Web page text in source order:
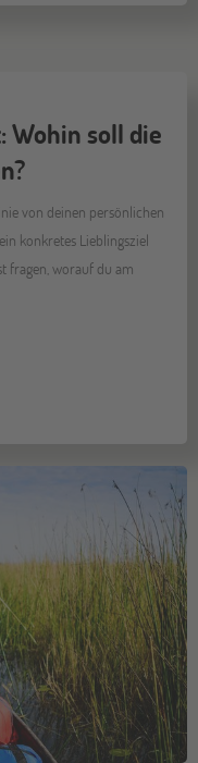
soll die
von deinen persönlichen
konkretes Lieblingsziel
fragen, worauf du am